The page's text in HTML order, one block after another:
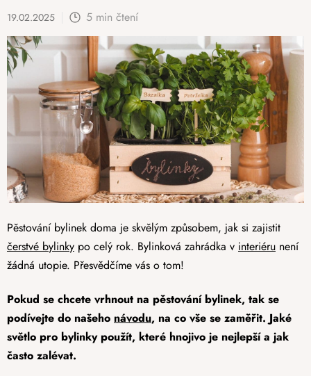
19.02.2025 5 min čtení
Pěstování bylinek doma je skvělým způsobem, jak si zajistit
čerstvé bylinky po celý rok. Bylinková zahrádka v interiéru není
žádná utopie. Přesvědčíme vás o tom!
Pokud se chcete vrhnout na pěstování bylinek, tak se
podívejte do našeho návodu, na co vše se zaměřit. Jaké
světlo pro bylinky použít, které hnojivo je nejlepší a jak
často zalévat.